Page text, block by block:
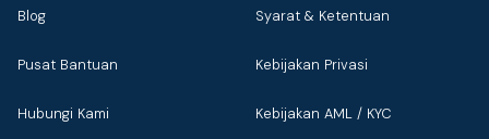
Blog
Pusat Bantuan
Hubungi Kami
Syarat & Ketentuan
Kebijakan Privasi
Kebijakan AML / KYC